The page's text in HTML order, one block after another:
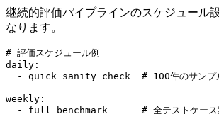
継続的評価パイプラインのスケジュール
なります。
# 評価スケジュール例
daily:
- quick_sanity_check  # 100件のサンプ
weekly:
- full_benchmark      # 全テストケース